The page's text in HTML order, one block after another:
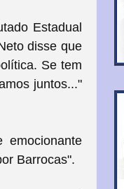
Estadual
disse que
Se tem
juntos..."
emocionante
Barrocas".